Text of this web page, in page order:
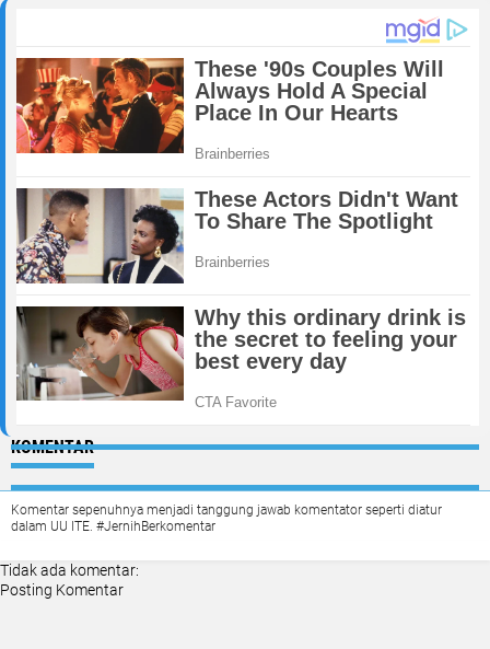
KOMENTAR
Komentar sepenuhnya menjadi tanggung jawab komentator seperti diatur
dalam UU ITE. #JernihBerkomentar
Tidak ada komentar:
Posting Komentar